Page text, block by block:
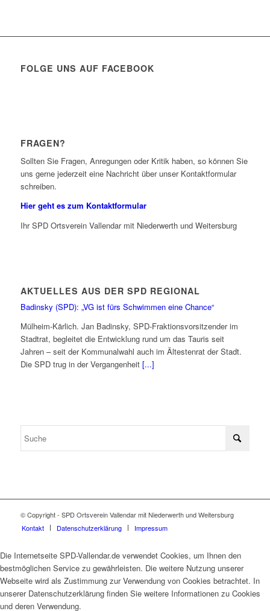
FOLGE UNS AUF FACEBOOK
FRAGEN?
Sollten Sie Fragen, Anregungen oder Kritik haben, so können Sie
uns gerne jederzeit eine Nachricht über unser Kontaktformular
schreiben.
Hier geht es zum Kontaktformular
Ihr SPD Ortsverein Vallendar mit Niederwerth und Weitersburg
AKTUELLES AUS DER SPD REGIONAL
Badinsky (SPD): „VG ist fürs Schwimmen eine Chance“
Mülheim-Kärlich. Jan Badinsky, SPD-Fraktionsvorsitzender im
Stadtrat, begleitet die Entwicklung rund um das Tauris seit
Jahren – seit der Kommunalwahl auch im Ältestenrat der Stadt.
Die SPD trug in der Vergangenheit [...]
© Copyright - SPD Ortsverein Vallendar mit Niederwerth und Weitersburg
Kontakt
Datenschutzerklärung Impressum
Die Internetseite SPD-Vallendar.de verwendet Cookies, um Ihnen den
bestmöglichen Service zu gewährleisten. Die weitere Nutzung unserer
Webseite wird als Zustimmung zur Verwendung von Cookies betrachtet. In
unserer Datenschutzerklärung finden Sie weitere Informationen zu Cookies
und deren Verwendung.